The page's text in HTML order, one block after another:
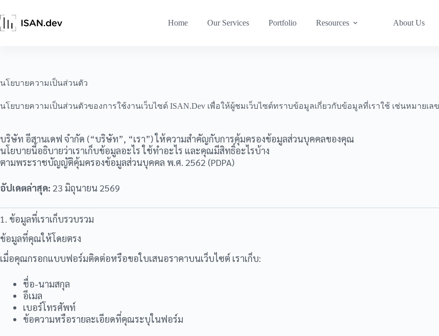
to
content
Home Our Services Portfolio Resources About Us
นโยบายความเป็นส่วนตัว
นโยบายความเป็นส่วนตัวของการใช้งานเว็บไซต์ ISAN.Dev เพื่อให้ผู้ชมเว็บไซต์ทราบข้อมูลเกี่ยวกับข้อมูลที่เราใช้ เช่นหมายเล
บริษัท อีสานเดฟ จำกัด (“บริษัท”, “เรา”) ให้ความสำคัญกับการคุ้มครองข้อมูลส่วนบุคคลของคุณ
นโยบายนี้อธิบายว่าเราเก็บข้อมูลอะไร ใช้ทำอะไร และคุณมีสิทธิ์อะไรบ้าง
ตามพระราชบัญญัติคุ้มครองข้อมูลส่วนบุคคล พ.ศ. 2562 (PDPA)
อัปเดตล่าสุด: 23 มิถุนายน 2569
1. ข้อมูลที่เราเก็บรวบรวม
ข้อมูลที่คุณให้โดยตรง
เมื่อคุณกรอกแบบฟอร์มติดต่อหรือขอใบเสนอราคาบนเว็บไซต์ เราเก็บ:
ชื่อ-นามสกุล
อีเมล
เบอร์โทรศัพท์
ข้อความหรือรายละเอียดที่คุณระบุในฟอร์ม